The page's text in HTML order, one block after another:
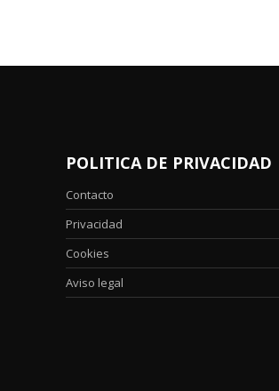
POLITICA DE PRIVACIDAD
Contacto
Privacidad
Cookies
Aviso legal